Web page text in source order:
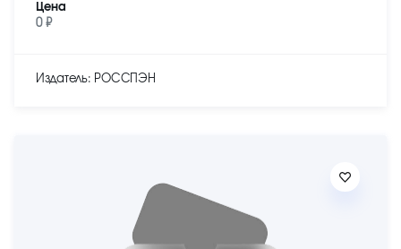
Цена
0 ₽
Издатель: РОССПЭН